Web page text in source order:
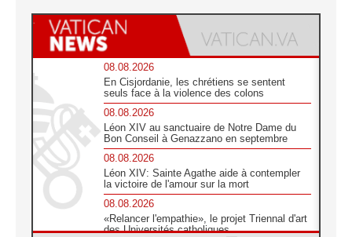
08.08.2026
En Cisjordanie, les chrétiens se sentent
seuls face à la violence des colons
08.08.2026
Léon XIV au sanctuaire de Notre Dame du
Bon Conseil à Genazzano en septembre
08.08.2026
Léon XIV: Sainte Agathe aide à contempler
la victoire de l'amour sur la mort
08.08.2026
«Relancer l'empathie», le projet Triennal d'art
des Universités catholiques